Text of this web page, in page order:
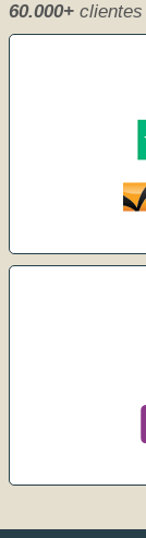
60.000+